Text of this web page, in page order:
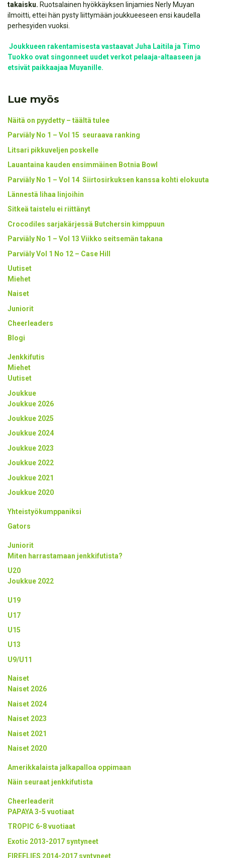
takaisku. Ruotsalainen hyökkäyksen linjamies Nerly Muyan
ilmoitti, ettei hän pysty liittymään joukkueeseen ensi kaudella
perhesyiden vuoksi.
Joukkueen rakentamisesta vastaavat Juha Laitila ja Timo
Tuokko ovat singonneet uudet verkot pelaaja-altaaseen ja
etsivät paikkaajaa Muyanille.
Lue myös
Näitä on pyydetty – täältä tulee
Parviäly No 1 – Vol 15 seuraava ranking
Litsari pikkuveljen poskelle
Lauantaina kauden ensimmäinen Botnia Bowl
Parviäly No 1 – Vol 14 Siirtosirkuksen kanssa kohti elokuuta
Lännestä lihaa linjoihin
Sitkeä taistelu ei riittänyt
Crocodiles sarjakärjessä Butchersin kimppuun
Parviäly No 1 – Vol 13 Viikko seitsemän takana
Parviäly Vol 1 No 12 – Case Hill
Uutiset
Miehet
Naiset
Juniorit
Cheerleaders
Blogi
Jenkkifutis
Miehet
Uutiset
Joukkue
Joukkue 2026
Joukkue 2025
Joukkue 2024
Joukkue 2023
Joukkue 2022
Joukkue 2021
Joukkue 2020
Yhteistyökumppaniksi
Gators
Juniorit
Miten harrastamaan jenkkifutista?
U20
Joukkue 2022
U19
U17
U15
U13
U9/U11
Naiset
Naiset 2026
Naiset 2024
Naiset 2023
Naiset 2021
Naiset 2020
Amerikkalaista jalkapalloa oppimaan
Näin seuraat jenkkifutista
Cheerleaderit
PAPAYA 3-5 vuotiaat
TROPIC 6-8 vuotiaat
Exotic 2013-2017 syntyneet
FIREFLIES 2014-2017 syntyneet